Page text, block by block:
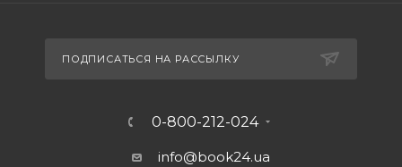
ПОДПИСАТЬСЯ НА РАССЫЛКУ
0-800-212-024
info@book24.ua